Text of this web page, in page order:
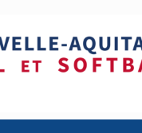
contenu